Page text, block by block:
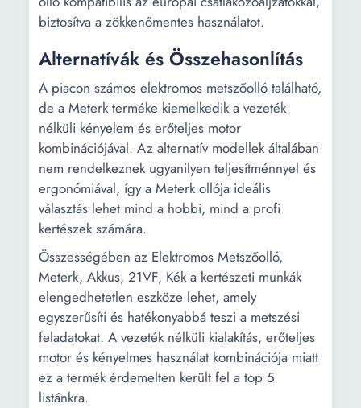
biztosítva a zökkenőmentes használatot.
Alternatívák és Összehasonlítás
A piacon számos elektromos metszőolló található,
de a Meterk terméke kiemelkedik a vezeték
nélküli kényelem és erőteljes motor
kombinációjával. Az alternatív modellek általában
nem rendelkeznek ugyanilyen teljesítménnyel és
ergonómiával, így a Meterk ollója ideális
választás lehet mind a hobbi, mind a profi
kertészek számára.
Összességében az Elektromos Metszőolló,
Meterk, Akkus, 21VF, Kék a kertészeti munkák
elengedhetetlen eszköze lehet, amely
egyszerűsíti és hatékonyabbá teszi a metszési
feladatokat. A vezeték nélküli kialakítás, erőteljes
motor és kényelmes használat kombinációja miatt
ez a termék érdemelten került fel a top 5
listánkra.